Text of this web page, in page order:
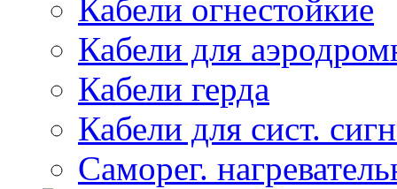
Кабели огнестойкие
Кабели для
Кабели герда
Кабели для сист.
Саморег.